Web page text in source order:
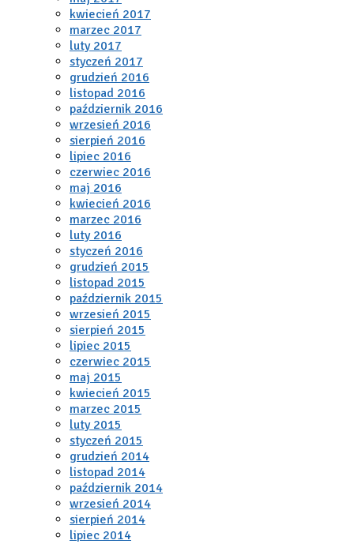
kwiecień 2017
marzec 2017
luty 2017
styczeń 2017
grudzień 2016
listopad 2016
październik 2016
wrzesień 2016
sierpień 2016
lipiec 2016
czerwiec 2016
maj 2016
kwiecień 2016
marzec 2016
luty 2016
styczeń 2016
grudzień 2015
listopad 2015
październik 2015
wrzesień 2015
sierpień 2015
lipiec 2015
czerwiec 2015
maj 2015
kwiecień 2015
marzec 2015
luty 2015
styczeń 2015
grudzień 2014
listopad 2014
październik 2014
wrzesień 2014
sierpień 2014
lipiec 2014